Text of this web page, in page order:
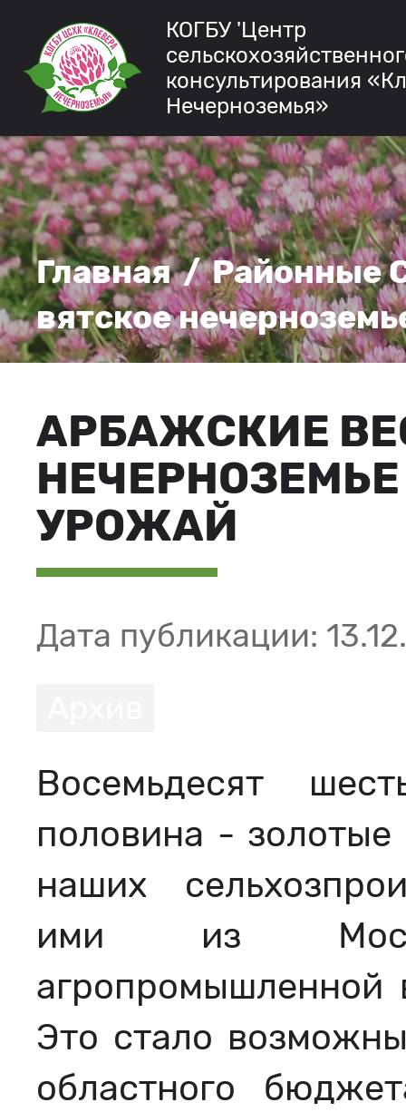
КОГБУ 'Центр
консультирования
Нечерноземья»
Главная/Районные
вятское
АРБАЖСКИЕ
УРОЖАЙ
Дата публикации:
Восемьдесят
половина -
наших
ими из
агропромышленной
Это стало
областного